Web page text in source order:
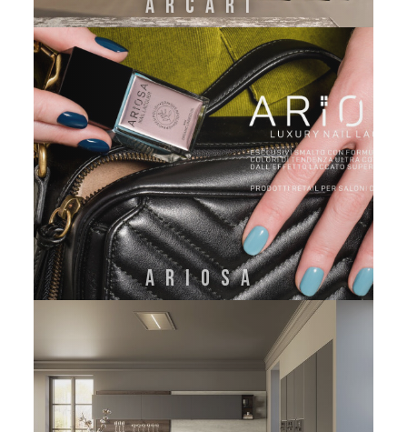
ARCARI
ARIOSA